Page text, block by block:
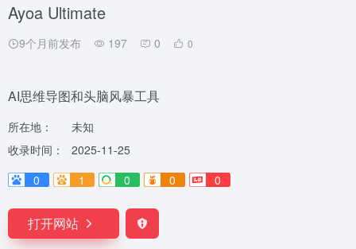
Ayoa Ultimate
9个月前发布 197 0 0
AI思维导图和头脑风暴工具
所在地：
未知
收录时间：
2025-11-25
0
1 0 0 0
打开网站